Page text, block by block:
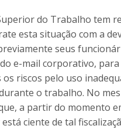
do Trabalho tem
esta situação com a
seus
e-mail corporativo, para
os riscos pelo uso
o trabalho. No
a partir do momento
ciente de tal